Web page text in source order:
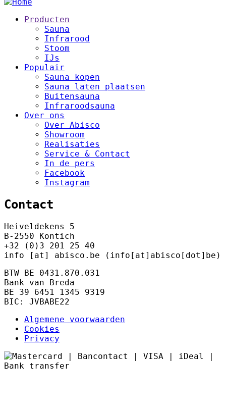
Footer
Producten
Sauna
Infrarood
Stoom
IJs
Populair
Sauna kopen
Sauna laten plaatsen
Buitensauna
Infraroodsauna
Over ons
Over Abisco
Showroom
Realisaties
Service & Contact
In de pers
Facebook
Instagram
Contact
Heiveldekens 5
B-2550 Kontich
+32 (0)3 201 25 40
info [at] abisco.be (info[at]abisco[dot]be)
BTW BE 0431.870.031
Bank van Breda
BE 39 6451 1345 9319
BIC: JVBABE22
Algemene voorwaarden
Cookies
Privacy